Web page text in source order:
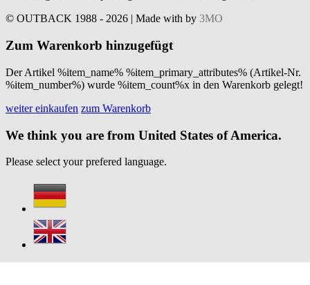
© OUTBACK 1988 - 2026 | Made with by 3MO
Zum Warenkorb hinzugefügt
Der Artikel %item_name% %item_primary_attributes% (Artikel-Nr.
%item_number%) wurde %item_count%x in den Warenkorb gelegt!
weiter einkaufen zum Warenkorb
We think you are from United States of America.
Please select your prefered language.